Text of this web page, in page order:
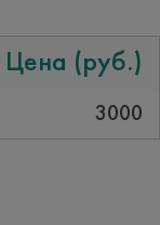
Цена (руб.)
3000